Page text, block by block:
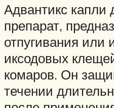
Адвантикс
препарат,
отпугивания или
иксодовых
комаров. Он
течении